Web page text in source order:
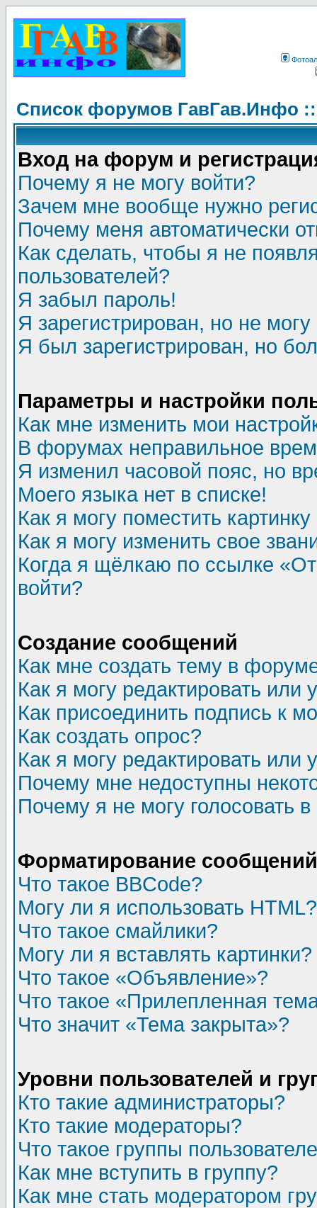
Список форумов ГавГав.Инфо
Вход на форум и
Почему я не могу войти?
Зачем мне вообще нужно
Почему меня автоматически
Как сделать, чтобы я не
пользователей?
Я забыл пароль!
Я зарегистрирован, но не могу
Я был зарегистрирован, но
Параметры и настройки
Как мне изменить мои
В форумах неправильное
Я изменил часовой пояс, но
Моего языка нет в списке!
Как я могу поместить
Как я могу изменить свое
Когда я щёлкаю по ссылке
войти?
Создание сообщений
Как мне создать тему в
Как я могу редактировать или
Как присоединить подпись к
Как создать опрос?
Как я могу редактировать или
Почему мне недоступны
Почему я не могу голосовать
Форматирование
Что такое BBCode?
Могу ли я использовать HTML?
Что такое смайлики?
Могу ли я вставлять картинки?
Что такое «Объявление»?
Что такое «Прилепленная
Что значит «Тема закрыта»?
Уровни пользователей и
Кто такие администраторы?
Кто такие модераторы?
Что такое группы
Как мне вступить в группу?
Как мне стать модератором